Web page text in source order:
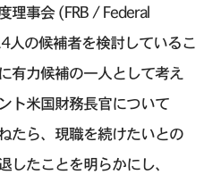
理事会 (FRB / Federal
人の候補者を検討しているこ
有力候補の一人として考え
ト米国財務長官について
たら、現職を続けたいとの
したことを明らかにし、